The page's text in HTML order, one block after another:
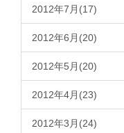
2012年7月(17)
2012年6月(20)
2012年5月(20)
2012年4月(23)
2012年3月(24)